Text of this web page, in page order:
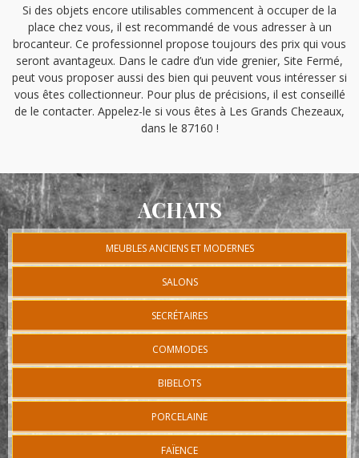
Si des objets encore utilisables commencent à occuper de la
place chez vous, il est recommandé de vous adresser à un
brocanteur. Ce professionnel propose toujours des prix qui vous
seront avantageux. Dans le cadre d’un vide grenier, Site Fermé,
peut vous proposer aussi des bien qui peuvent vous intéresser si
vous êtes collectionneur. Pour plus de précisions, il est conseillé
de le contacter. Appelez-le si vous êtes à Les Grands Chezeaux,
dans le 87160 !
ACHATS
MEUBLES ANCIENS ET MODERNES
SALONS
SECRÉTAIRES
COMMODES
BIBELOTS
PORCELAINE
FAÏENCE